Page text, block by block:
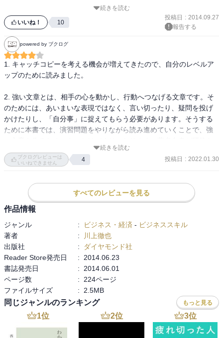
ら鱗。 かばん1つとっても、「当社比15%軽量化」というファクト
（事実）、「軽い」というメリット（一般的利点）では足りなく
の利益）まで踏み込んでこそ、に納得と衝撃。AppleのCMはこれが
上手いのだそうな。
応用編では、読まれる企画書、メール、プレスリリースなどの文章
イトルが9割、構成は起承転結でなく序破急、とか。プレスリリース
はマスコミが記事にしやすい大義やニュース性を先読みする、と
か。本気で、職場の新人研修で参考書籍に推薦したい気分。
続きを読む
いいね！ 10
投稿日 : 2014.09.27
報告する
powered by ブクログ
1. キャッチコピーを考える機会が増えてきたので、自分のレベルア
ップのために読みました。
2. 強い文章とは、相手の心を動かし、行動へつなげる文章です。そ
のためには、あいまいな表現ではなく、言い切ったり、疑問を投げ
かけたりし、「自分事」に捉えてもらう必要があります。そうする
ために本書では、演習問題をやりながら読み進めていくことで、強
行った際、実際に得た回答を紹介しており、自分では想像できない
文章を見ることができるので、楽しく学ぶことができます。
3.なぜ自分の文章が弱いのか？ということについて考えたところ、本
気が伝わらないのだと感じました。本気で話すときは、自分は明確
でシンプルな言葉を使うことが多いです。変に難しい言葉を使っ
しかなく、本気で取り組む気がないように思われることが多いで
す。伝えるための技法は本書を読めば十分だと思いました。ただ、
それよりも大切なことは、自分の言葉がシンプルであるかどうか、
本気が伝わるかどうかをしっかり見定めることが今後の課題だと思
いました。
続きを読む
ブクログレビューは
いいねできません
4 投稿日 : 2022.01.30
すべてのレビューを見る
作品情報
ジャンル : ビジネス・経済 - ビジネススキル
著者
:
川上徹也
出版社
:
ダイヤモンド社
Reader Store発売日
:
2014.06.23
書誌発売日
:
2014.06.01
ページ数
:
224ページ
ファイルサイズ
: 2.5MB
同じジャンルのランキング もっと見る
1位 2位 3位